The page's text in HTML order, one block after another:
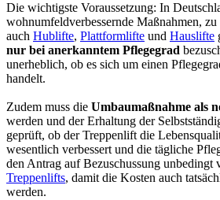
Die wichtigste Voraussetzung: In
wohnumfeldverbessernde Maßnahmen, zu
auch Hublifte, Plattformlifte und Hauslifte
nur bei anerkanntem Pflegegrad
unerheblich, ob es sich um einen
handelt.
Zudem muss die Umbaumaßnahme als
werden und der Erhaltung der
geprüft, ob der Treppenlift die
wesentlich verbessert und die tägliche
den Antrag auf Bezuschussung unbedingt
Treppenlifts, damit die Kosten auch
werden.